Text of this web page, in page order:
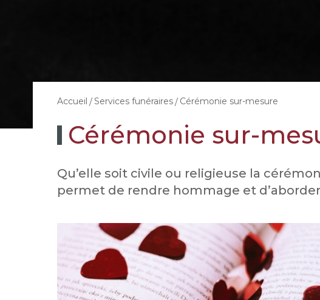
Accueil Services funéraires Cérémonie sur-mesure
Cérémonie sur-
Qu’elle soit civile ou religieuse la
permet de rendre hommage et